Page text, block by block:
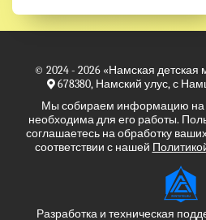
© 2024 - 2026 «Намская детская
678380, Намский улус, с
Мы собираем информацию на
необходима для его работы.
соглашаетесь на обработку
соответствии с нашей
Разработка и техническая